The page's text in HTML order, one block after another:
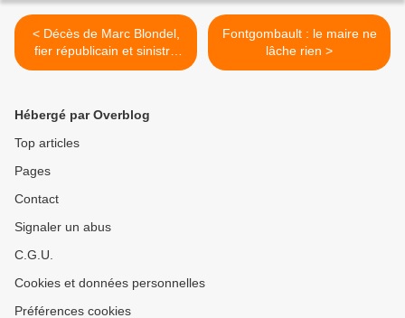
< Décès de Marc Blondel,
fier républicain et sinistre
personnage
Fontgombault : le maire ne
lâche rien >
Hébergé par Overblog
Top articles
Pages
Contact
Signaler un abus
C.G.U.
Cookies et données personnelles
Préférences cookies